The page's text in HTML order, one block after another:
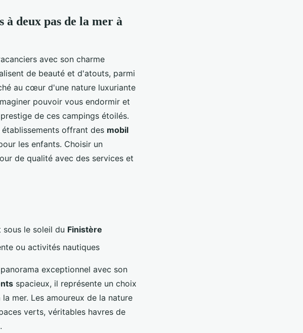
à deux pas de la mer à
avec son charme
de beauté et d'atouts, parmi
au cœur d'une nature luxuriante
pouvoir vous endormir et
de ces campings étoilés.
offrant des mobil
les enfants. Choisir un
de qualité avec des services et
sous le soleil du Finistère
ou activités nautiques
exceptionnel avec son
spacieux, il représente un choix
mer. Les amoureux de la nature
verts, véritables havres de